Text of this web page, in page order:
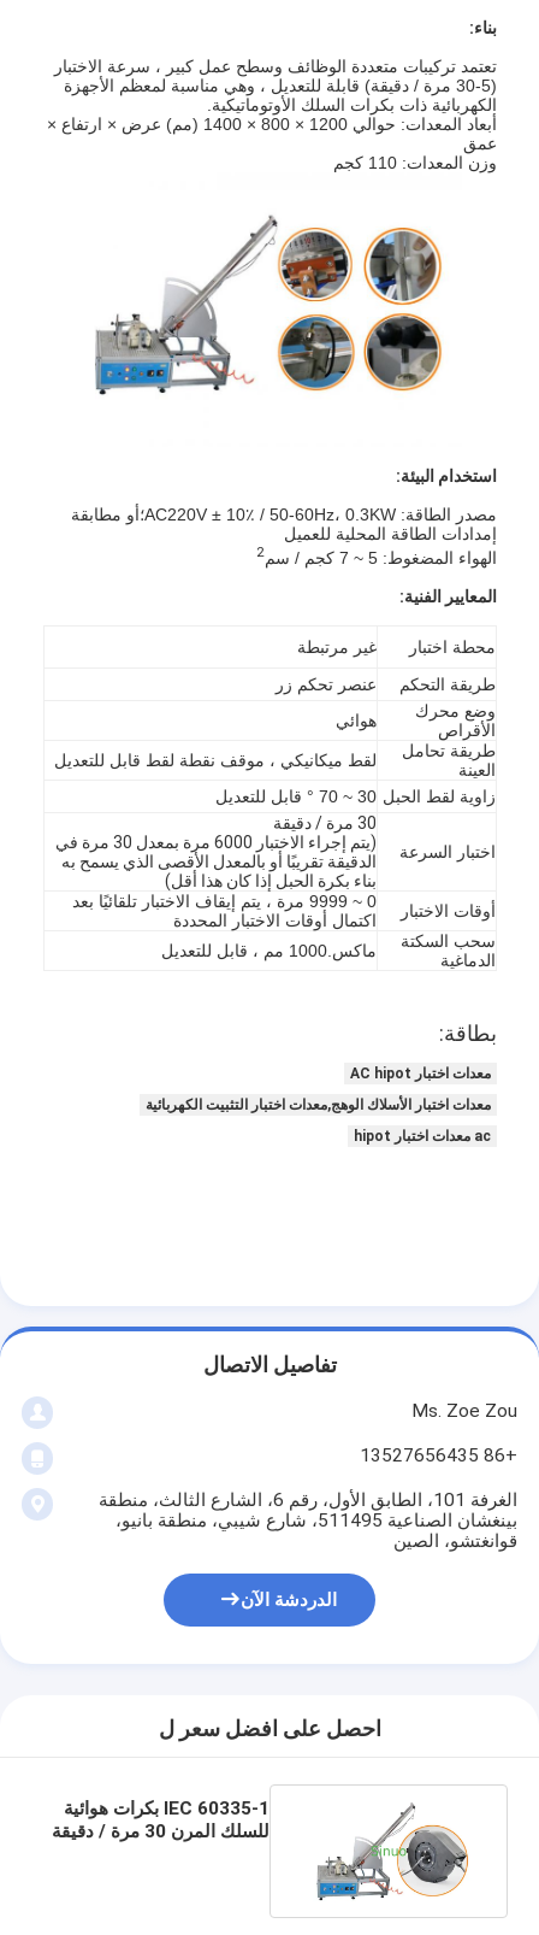
المنزل
المنتجات
جولة في المصنع
اتصل بنا
مدونة
معدات اختبار المركبات
بطارية اختبار المعدات
معدات الاختبار للمختبر الكهربائي
تبديل اختبار الحياة
الصمام معدات الاختبار
معدات اختبار دخول الماء
غرفة اختبار القابلية للاشتعال
آلة اختبار MCB
معدات اختبار الأجهزة الطبية
معدات اختبار IEC 62368
بناء:
تعتمد تركيبات متعددة الوظائف وسطح عمل كبير ، سرعة الاختبار
(5-30 مرة / دقيقة) قابلة للتعديل ، وهي مناسبة لمعظم الأجهزة
الكهربائية ذات بكرات السلك الأوتوماتيكية.
أبعاد المعدات: حوالي 1200 × 800 × 1400 (مم) عرض × ارتفاع ×
عمق
وزن المعدات: 110 كجم
استخدام البيئة:
مصدر الطاقة: AC220V ± 10٪ / 50-60Hz، 0.3KW؛أو مطابقة
إمدادات الطاقة المحلية للعميل
الهواء المضغوط: 5 ~ 7 كجم / سم
2
المعايير الفنية:
محطة اختبار
غير مرتبطة
طريقة التحكم
عنصر تحكم زر
وضع محرك
الأقراص
هوائي
طريقة تحامل
العينة
لقط ميكانيكي ، موقف نقطة لقط قابل للتعديل
زاوية لقط الحبل 30 ~ 70 ° قابل للتعديل
اختبار السرعة
30 مرة / دقيقة
(يتم إجراء الاختبار 6000 مرة بمعدل 30 مرة في
الدقيقة تقريبًا أو بالمعدل الأقصى الذي يسمح به
بناء بكرة الحبل إذا كان هذا أقل)
أوقات الاختبار
0 ~ 9999 مرة ، يتم إيقاف الاختبار تلقائيًا بعد
اكتمال أوقات الاختبار المحددة
سحب السكتة
الدماغية
ماكس.1000 مم ، قابل للتعديل
بطاقة:
معدات اختبار AC hipot
معدات اختبار الأسلاك الوهج,معدات اختبار التثبيت الكهربائية
ac معدات اختبار hipot
تفاصيل الاتصال
Ms. Zoe Zou
+86 13527656435
الغرفة 101، الطابق الأول، رقم 6، الشارع الثالث، منطقة
بينغشان الصناعية 511495، شارع شيبي، منطقة بانيو،
قوانغتشو، الصين
الدردشة الآن
احصل على افضل سعر ل
IEC 60335-1 بكرات هوائية
للسلك المرن 30 مرة / دقيقة